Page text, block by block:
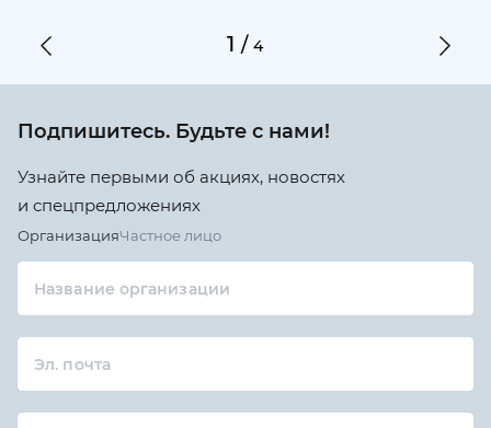
1 /4
Подпишитесь. Будьте с нами!
Узнайте первыми об акциях, новостях
и спецпредложениях
ОрганизацияЧастное лицо
Название организации
Эл. почта